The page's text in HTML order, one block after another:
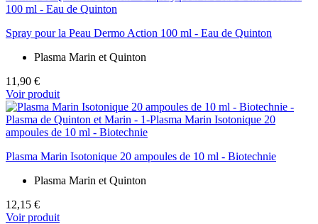
Spray pour la Peau Dermo Action 100 ml - Eau de Quinton
Plasma Marin et Quinton
11,90 €
Voir produit
Plasma Marin Isotonique 20 ampoules de 10 ml - Biotechnie
Plasma Marin et Quinton
12,15 €
Voir produit